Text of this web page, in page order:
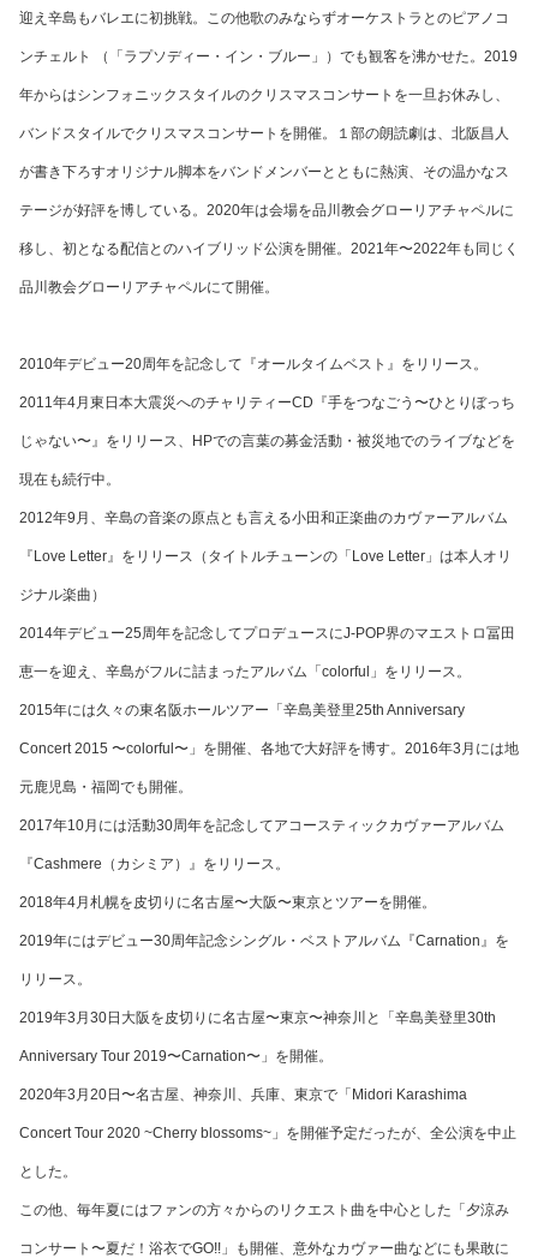
迎え辛島もバレエに初挑戦。この他歌のみならずオーケストラとのピアノコ
ンチェルト （「ラプソディー・イン・ブルー」）でも観客を沸かせた。 2019
年からはシンフォニックスタイルのクリスマスコンサートを一旦お休みし、
バンドスタイルでクリスマスコンサートを開催。１部の朗読劇は、北阪昌人
が書き下ろすオリジナル脚本をバンドメンバーとともに熱演、その温かなス
テージが好評を博している。2020年は会場を品川教会グローリアチャペルに
移し、 初となる配信とのハイブリッド公演を開催。2021年〜2022年も同じく
品川教会グローリアチャペルにて開催。
2010年デビュー20周年を記念して『オールタイムベスト』をリリース。
2011年4月東日本大震災へのチャリティーCD『手をつなごう〜ひとりぼっち
じゃない〜』をリリース、HPでの言葉の募金活動・被災地でのライブなどを
現在も続行中。
2012年9月、辛島の音楽の原点とも言える小田和正楽曲のカヴァーアルバム
『Love Letter』をリリース（タイトルチューンの「Love Letter」は本人オリ
ジナル楽曲）
2014年デビュー25周年を記念してプロデュースにJ-POP界のマエストロ冨田
恵一を迎え、辛島がフルに詰まったアルバム「colorful」をリリース。
2015年には久々の東名阪ホールツアー「辛島美登里25th Anniversary
Concert 2015 〜colorful〜」を開催、各地で大好評を博す。 2016年3月には地
元鹿児島・福岡でも開催。
2017年10月には活動30周年を記念してアコースティックカヴァーアルバム
『Cashmere（カシミア）』をリリース。
2018年4月札幌を皮切りに名古屋〜大阪〜東京とツアーを開催。
2019年にはデビュー30周年記念シングル・ベストアルバム『Carnation』を
リリース。
2019年3月30日大阪を皮切りに名古屋〜東京〜神奈川と「辛島美登里30th
Anniversary Tour 2019〜Carnation〜」を開催。
2020年3月20日〜名古屋、神奈川、兵庫、東京で「Midori Karashima
Concert Tour 2020 ~Cherry blossoms~」を開催予定だったが、全公演を中止
とした。
この他、毎年夏にはファンの方々からのリクエスト曲を中心とした「夕涼み
コンサート〜夏だ！浴衣でGO!!」も開催、意外なカヴァー曲などにも果敢に